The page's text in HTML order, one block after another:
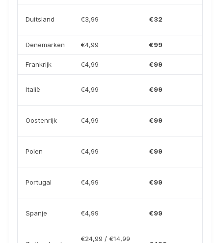
Duitsland €3,99 €32
Denemarken €4,99 €99
Frankrijk €4,99 €99
Italië €4,99 €99
Oostenrijk €4,99 €99
Polen €4,99 €99
Portugal €4,99 €99
Spanje €4,99 €99
€24,99 / €14,99